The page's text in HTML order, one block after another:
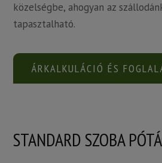
közelségbe, ahogyan az
tapasztalható.
ÁRKALKULÁCIÓ ÉS
STANDARD SZOBA